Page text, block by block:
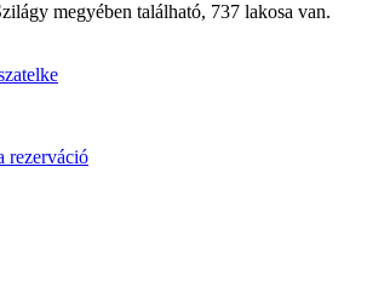
megyében található, 737 lakosa van.
rezerváció